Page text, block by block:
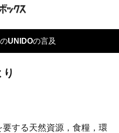
UNIDOの言及
り
する天然資源，食糧，環